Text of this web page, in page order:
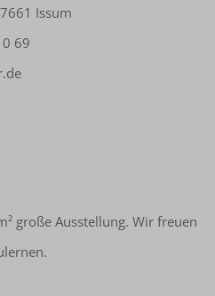
Issum
69
große Ausstellung. Wir freuen